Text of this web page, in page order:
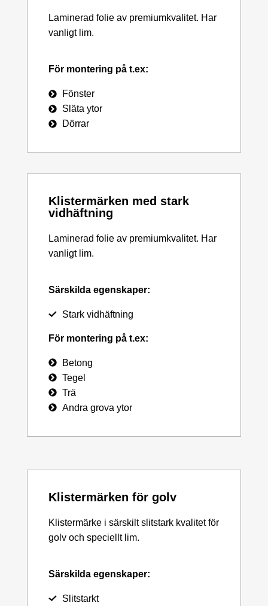
Laminerad folie av premiumkvalitet. Har
vanligt lim.
För montering på t.ex:
Fönster
Släta ytor
Dörrar
Klistermärken med stark
vidhäftning
Laminerad folie av premiumkvalitet. Har
vanligt lim.
Särskilda egenskaper:
Stark vidhäftning
För montering på t.ex:
Betong
Tegel
Trä
Andra grova ytor
Klistermärken för golv
Klistermärke i särskilt slitstark kvalitet för
golv och speciellt lim.
Särskilda egenskaper:
Slitstarkt